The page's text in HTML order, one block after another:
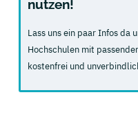
nutzen!
Lass uns ein paar Infos da
Hochschulen mit
kostenfrei und